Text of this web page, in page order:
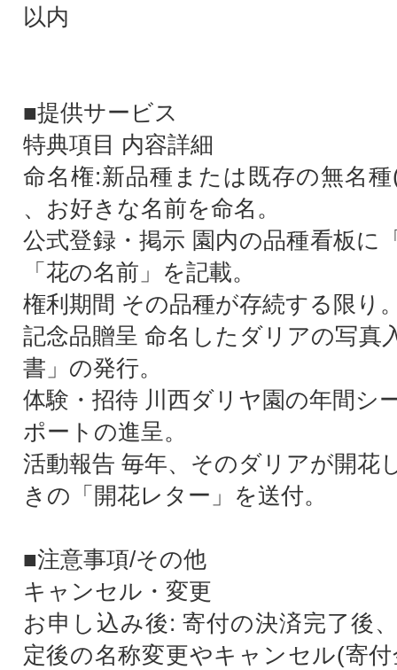
以内
■提供サービス
特典項目 内容詳細
命名権:新品種または既存の無名
、お好きな名前を命名。
公式登録・掲示 園内の品種看板に
「花の名前」を記載。
権利期間 その品種が存続する限り
記念品贈呈 命名したダリアの写真
書」の発行。
体験・招待 川西ダリヤ園の年間シ
ポートの進呈。
活動報告 毎年、そのダリアが開花
きの「開花レター」を送付。
■注意事項/その他
キャンセル・変更
お申し込み後: 寄付の決済完了後
定後の名称変更やキャンセル(寄